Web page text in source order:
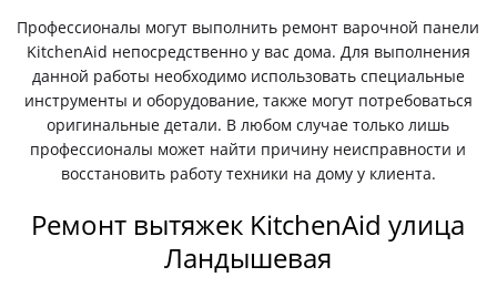
Профессионалы могут выполнить ремонт варочной панели
KitchenAid непосредственно у вас дома. Для выполнения
данной работы необходимо использовать специальные
инструменты и оборудование, также могут потребоваться
оригинальные детали. В любом случае только лишь
профессионалы может найти причину неисправности и
восстановить работу техники на дому у клиента.
Ремонт вытяжек KitchenAid улица
Ландышевая